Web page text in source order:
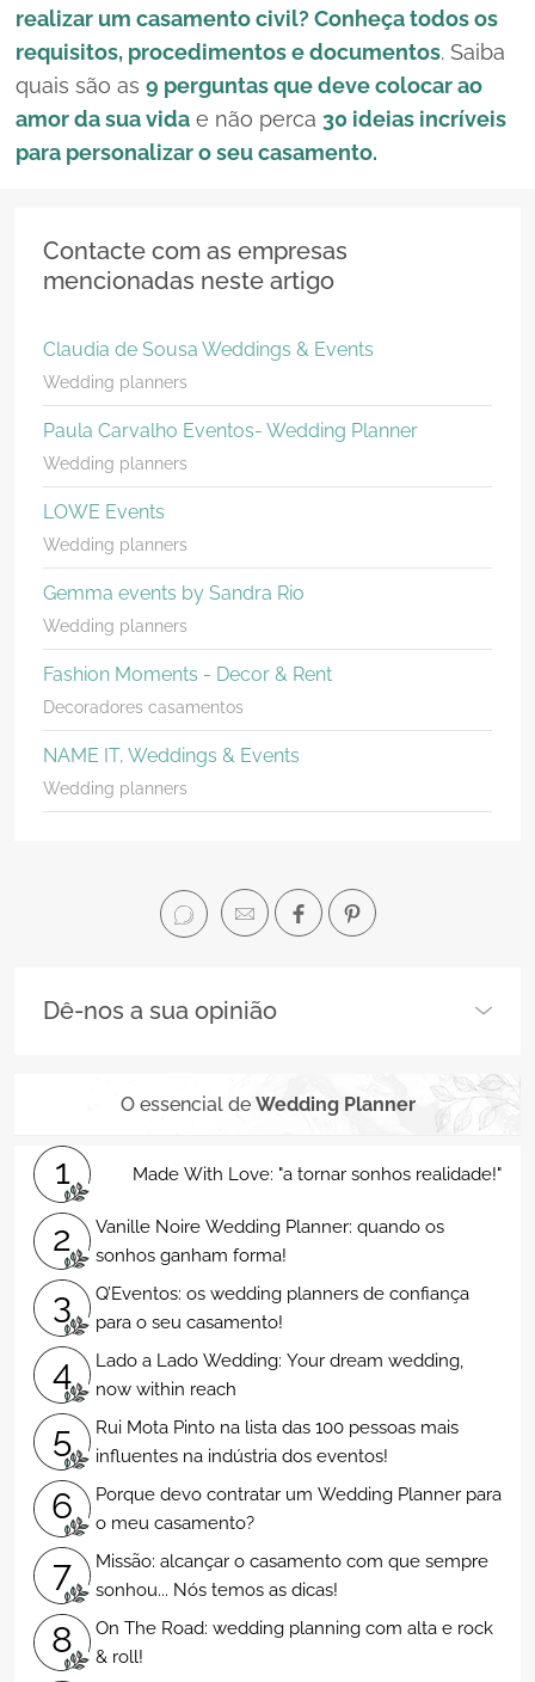
realizar um casamento civil? Conheça todos os
requisitos, procedimentos e documentos. Saiba
quais são as 9 perguntas que deve colocar ao
amor da sua vida e não perca 30 ideias incríveis
para personalizar o seu casamento.
Contacte com as empresas
mencionadas neste artigo
Claudia de Sousa Weddings & Events
Wedding planners
Paula Carvalho Eventos- Wedding Planner
Wedding planners
LOWE Events
Wedding planners
Gemma events by Sandra Rio
Wedding planners
Fashion Moments - Decor & Rent
Decoradores casamentos
NAME IT, Weddings & Events
Wedding planners
Dê-nos a sua opinião
O essencial de Wedding Planner
1 Made With Love: "a tornar sonhos realidade!"
2
Vanille Noire Wedding Planner: quando os
sonhos ganham forma!
3
Q’Eventos: os wedding planners de confiança
para o seu casamento!
4
Lado a Lado Wedding: Your dream wedding,
now within reach
5
Rui Mota Pinto na lista das 100 pessoas mais
influentes na indústria dos eventos!
6
Porque devo contratar um Wedding Planner para
o meu casamento?
7
Missão: alcançar o casamento com que sempre
sonhou... Nós temos as dicas!
8
On The Road: wedding planning com alta e rock
& roll!